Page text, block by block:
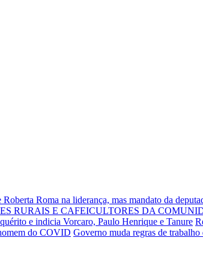
Roma na liderança, mas mandato da
RURAIS E CAFEICULTORES DA
e indicia Vorcaro, Paulo Henrique e Tanure
do COVID Governo muda regras de